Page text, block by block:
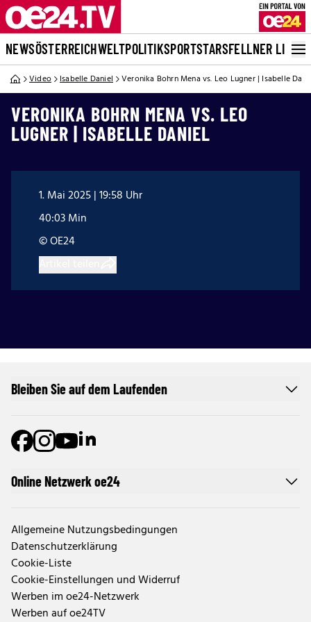
NEWSÖSTERREICHWELTPOLITIKSPORTSTARSFELLNER LIVE
Video Isabelle Daniel Veronika Bohrn Mena vs. Leo Lugner | Isabelle
VERONIKA BOHRN MENA VS. LEO
LUGNER | ISABELLE DANIEL
1. Mai 2025 | 19:58 Uhr
40:03 Min
© OE24
Online Netzwerk oe24
Allgemeine Nutzungsbedingungen
Datenschutzerklärung
Cookie-Liste
Cookie-Einstellungen und Widerruf
Werben im oe24-Netzwerk
Werben auf oe24TV
Bleiben Sie auf dem Laufenden